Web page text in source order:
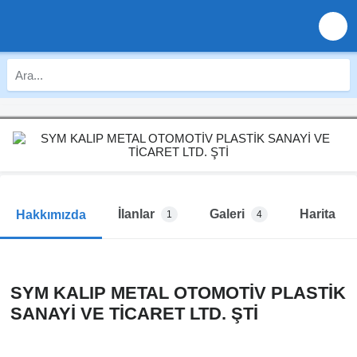
Hakkımızda İlanlar 1 Galeri 4 Harita
SYM KALIP METAL OTOMOTİV PLASTİK
SANAYİ VE TİCARET LTD. ŞTİ